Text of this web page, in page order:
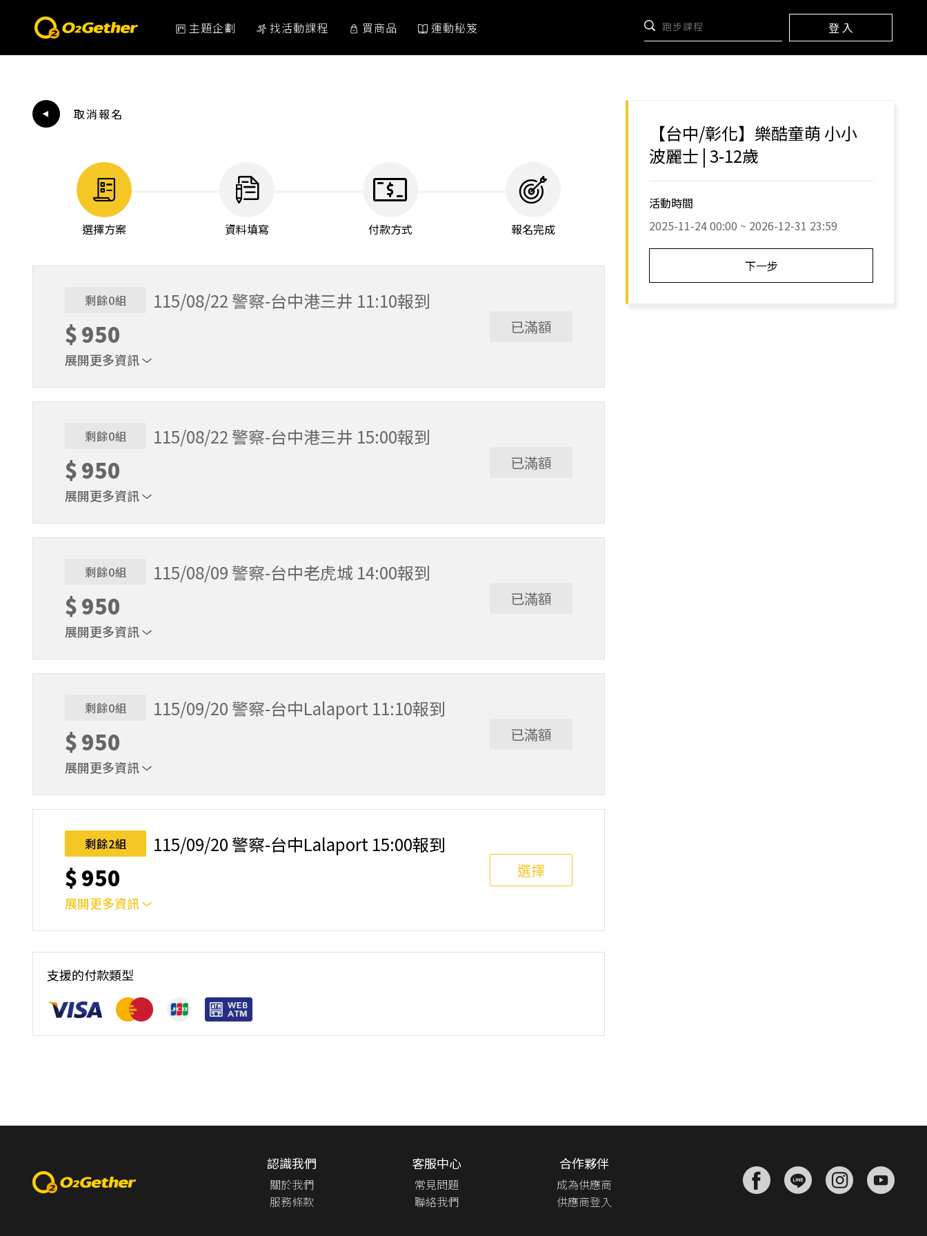
主題企劃 找活動課程 買商品 運動秘笈 登 入
取消報名
選擇方案 資料填寫 付款方式 報名完成
剩餘0組 115/08/22 警察-台中港三井 11:10報到
$950
展開更多資訊
已滿額
地點：台中港三井
剩餘0組 115/08/22 警察-台中港三井 15:00報到
$950
展開更多資訊
已滿額
地點：台中港三井
剩餘0組 115/08/09 警察-台中老虎城 14:00報到
$950
展開更多資訊
已滿額
地點：台中老虎城
剩餘0組 115/09/20 警察-台中Lalaport 11:10報到
$950
展開更多資訊
已滿額
地點：台中Lalaport
剩餘2組 115/09/20 警察-台中Lalaport 15:00報到
$950
展開更多資訊
選擇
支援的付款類型
【台中/彰化】樂酷童萌 小小
波麗士 | 3-12歲
活動時間
2025-11-24 00:00 ~ 2026-12-31 23:59
下一步
認識我們
關於我們
服務條款
客服中心
常見問題
聯絡我們
合作夥伴
成為供應商
供應商登入